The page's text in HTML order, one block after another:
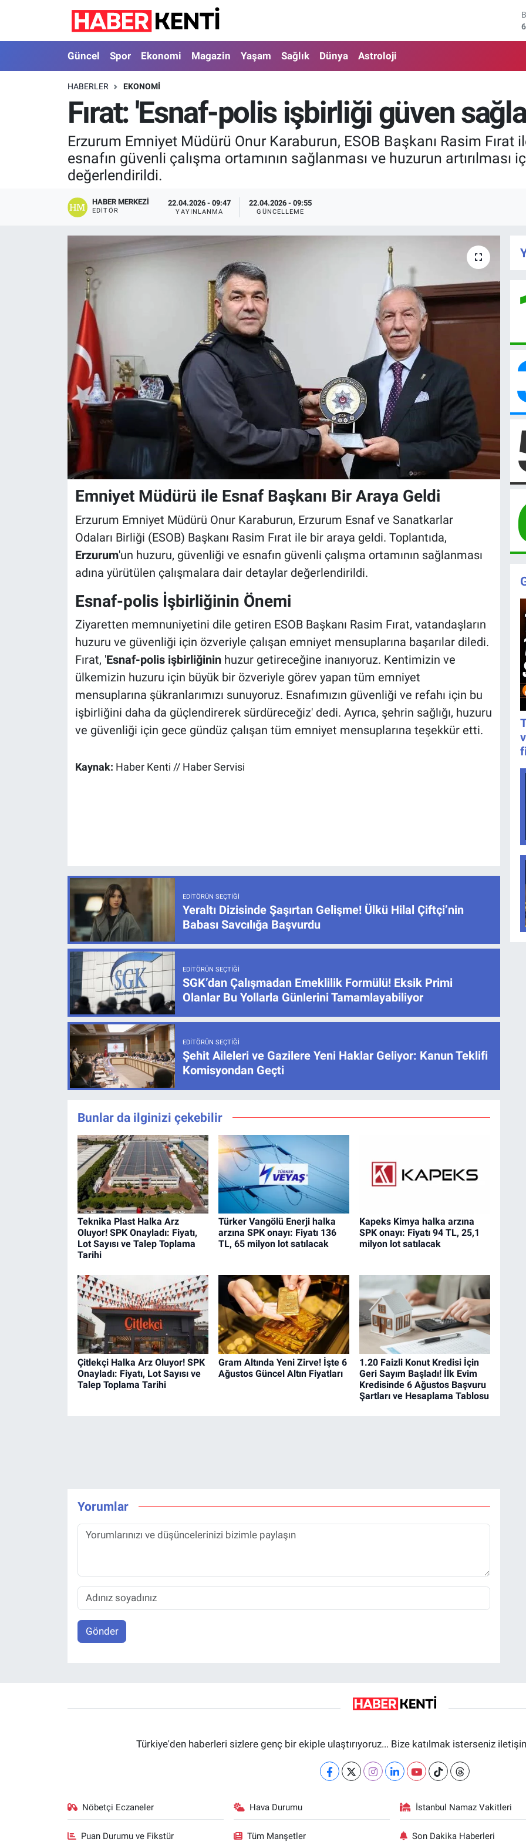
Güncel Spor Ekonomi Magazin Yaşam Sağlık Dünya Astroloji
HABERLER EKONOMI
Fırat: 'Esnaf-polis işbirliği güven
Erzurum Emniyet Müdürü Onur Karaburun, ESOB Başkanı Rasim Fırat
esnafın güvenli çalışma ortamının sağlanması ve huzurun artırılması
değerlendirildi.
HABER MERKEZI
EDITÖR
22.04.2026 - 09:47
YAYINLANMA
22.04.2026 - 09:55
GÜNCELLEME
Emniyet Müdürü ile Esnaf Başkanı Bir Araya Geldi
Erzurum Emniyet Müdürü Onur Karaburun, Erzurum Esnaf ve Sanatkarlar
Odaları Birliği (ESOB) Başkanı Rasim Fırat ile bir araya geldi. Toplantıda,
Erzurum'un huzuru, güvenliği ve esnafın güvenli çalışma ortamının sağlanması
adına yürütülen çalışmalara dair detaylar değerlendirildi.
Esnaf-polis İşbirliğinin Önemi
Ziyaretten memnuniyetini dile getiren ESOB Başkanı Rasim Fırat, vatandaşların
huzuru ve güvenliği için özveriyle çalışan emniyet mensuplarına başarılar diledi.
Fırat, 'Esnaf-polis işbirliğininhuzur getireceğine inanıyoruz. Kentimizin ve
ülkemizin huzuru için büyük bir özveriyle görev yapan tüm emniyet
mensuplarına şükranlarımızı sunuyoruz. Esnafımızın güvenliği ve refahı için bu
işbirliğini daha da güçlendirerek sürdüreceğiz' dedi. Ayrıca, şehrin sağlığı, huzuru
ve güvenliği için gece gündüz çalışan tüm emniyet mensuplarına teşekkür etti.
Kaynak: Haber Kenti // Haber Servisi
EDITÖRÜN SEÇTIĞI
Yeraltı Dizisinde Şaşırtan Gelişme! Ülkü Hilal Çiftçi’nin
Babası Savcılığa Başvurdu
EDITÖRÜN SEÇTIĞI
SGK’dan Çalışmadan Emeklilik Formülü! Eksik Primi
Olanlar Bu Yollarla Günlerini Tamamlayabiliyor
EDITÖRÜN SEÇTIĞI
Şehit Aileleri ve Gazilere Yeni Haklar Geliyor: Kanun Teklifi
Komisyondan Geçti
Bunlar da ilginizi çekebilir
Teknika Plast Halka Arz
Oluyor! SPK Onayladı: Fiyatı,
Lot Sayısı ve Talep Toplama
Tarihi
Türker Vangölü Enerji halka
arzına SPK onayı: Fiyatı 136
TL, 65 milyon lot satılacak
Kapeks Kimya halka arzına
SPK onayı: Fiyatı 94 TL, 25,1
milyon lot satılacak
Çitlekçi Halka Arz Oluyor! SPK
Onayladı: Fiyatı, Lot Sayısı ve
Talep Toplama Tarihi
Gram Altında Yeni Zirve! İşte 6
Ağustos Güncel Altın Fiyatları
1.20 Faizli Konut Kredisi İçin
Geri Sayım Başladı! İlk Evim
Kredisinde 6 Ağustos Başvuru
Şartları ve Hesaplama Tablosu
Yorumlar
Gönder
Türkiye'den haberleri sizlere genç bir ekiple ulaştırıyoruz... Bize katılmak isterseniz
Nöbetçi Eczaneler Hava Durumu İstanbul Namaz Vakitleri
Puan Durumu ve Fikstür Tüm Manşetler Son Dakika Haberleri
Güncel
Spor
Ekonomi
Magazin
Nöbetçi Eczaneler
Hava Durumu
İstanbul Namaz Vakitleri
Trafik Durumu
Süper Lig Puan Durumu ve Fikstür
Tüm Manşetler